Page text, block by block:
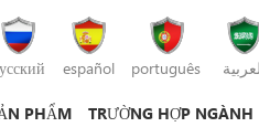
español português
PHẨM TRƯỜNG HỢP NGÀNH